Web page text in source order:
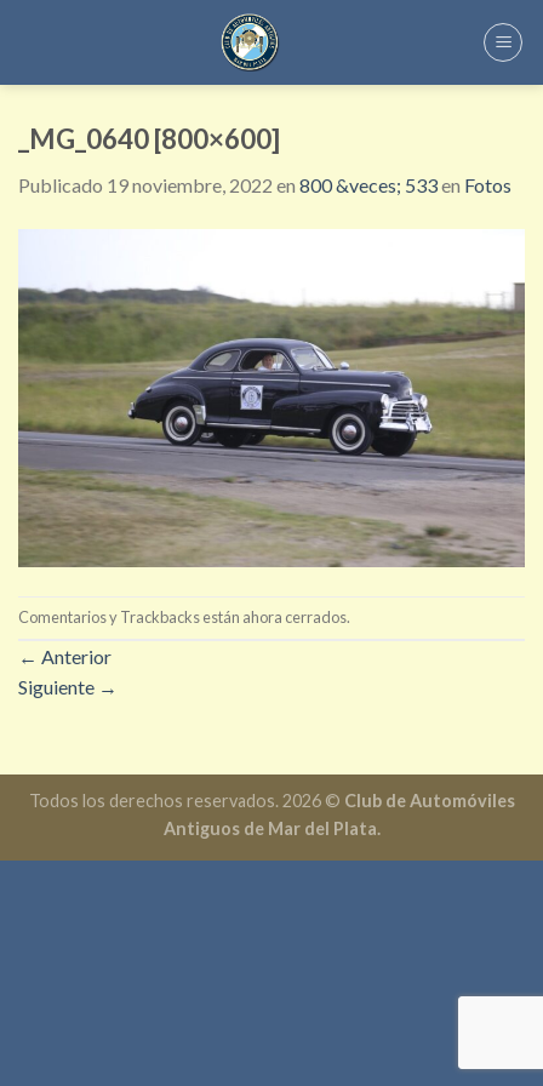
_MG_0640 [800×600]
Publicado 19 noviembre, 2022 en 800 &veces; 533en Fotos
Comentarios y Trackbacks están ahora cerrados.
← Anterior
Siguiente →
Todos los derechos reservados. 2026 © Club de Automóviles
Antiguos de Mar del Plata.